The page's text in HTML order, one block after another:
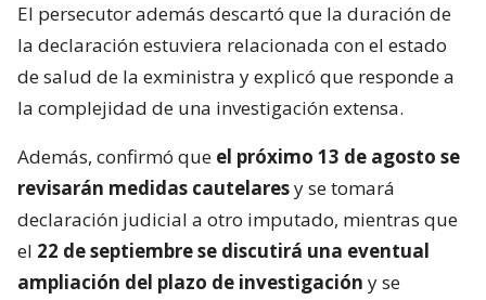
El persecutor además descartó que la duración de
la declaración estuviera relacionada con el estado
de salud de la exministra y explicó que responde a
la complejidad de una investigación extensa.
Además, confirmó que el próximo 13 de agosto se
revisarán medidas cautelaresy se tomará
declaración judicial a otro imputado, mientras que
el 22 de septiembre se discutirá una eventual
ampliación del plazo de investigación y se